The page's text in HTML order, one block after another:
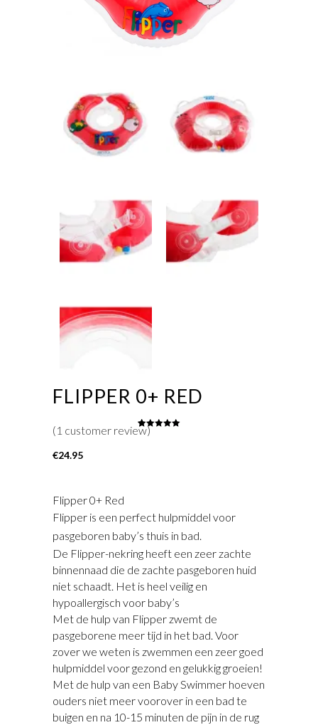
FLIPPER 0+ RED
Rated
1
(1 customer review)
€24.95
Flipper 0+ Red
Flipper is een perfect hulpmiddel voor
pasgeboren baby’s thuis in bad.
De Flipper-nekring heeft een zeer zachte
binnennaad die de zachte pasgeboren huid
niet schaadt. Het is heel veilig en
hypoallergisch voor baby’s
Met de hulp van Flipper zwemt de
pasgeborene meer tijd in het bad. Voor
zover we weten is zwemmen een zeer goed
hulpmiddel voor gezond en gelukkig groeien!
Met de hulp van een Baby Swimmer hoeven
ouders niet meer voorover in een bad te
buigen en na 10-15 minuten de pijn in de rug